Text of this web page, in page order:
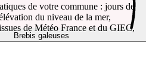
Brebis galeuses
de votre commune : jours de
du niveau de la mer,
de Météo France et du GIEC,